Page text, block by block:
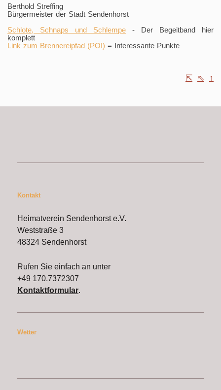
Berthold Streffing
Bürgermeister der Stadt Sendenhorst
Schlote, Schnaps und Schlempe - Der Begeitband hier
komplett
Link zum Brennereipfad (POI) = Interessante Punkte
⇱ ⇖ ↑
Kontakt
Heimatverein Sendenhorst e.V.
Weststraße 3
48324 Sendenhorst
Rufen Sie einfach an unter
+49 170.7372307
Kontaktformular.
Wetter